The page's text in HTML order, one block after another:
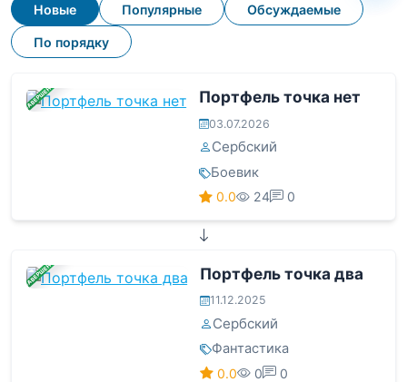
Новые Популярные Обсуждаемые
По порядку
ЗАВЕРШЕНА Портфель точка нет
03.07.2026
Сербский
Боевик
0.0 24 0
ЗАВЕРШЕНА Портфель точка два
11.12.2025
Сербский
Фантастика
0.0 0 0